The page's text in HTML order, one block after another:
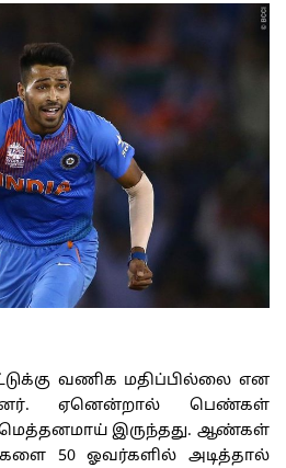
வணிக மதிப்பில்லை என
ஏனென்றால் பெண்கள்
மெத்தனமாய் இருந்தது. ஆண்கள்
50 ஓவர்களில் அடித்தால்